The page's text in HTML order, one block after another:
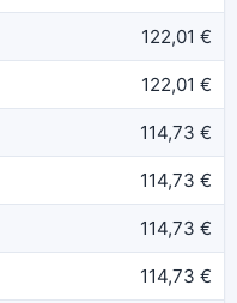
122,01 €
122,01 €
114,73 €
114,73 €
114,73 €
114,73 €